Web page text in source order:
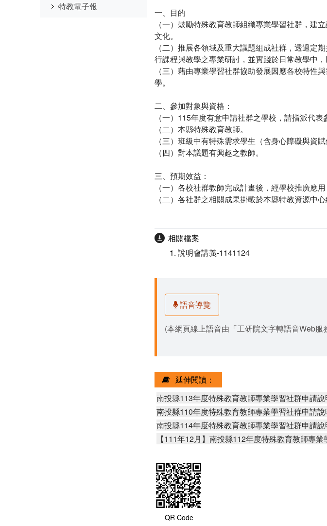
特教電子報
一、目的
（一）鼓勵特殊教育教師組織專業學習社群，建
文化。
（二）推展各領域及重大議題組成社群，透過定
行課程與教學之專業研討，並實踐於日常教學中
（三）藉由專業學習社群協助發展因應各校特性
學。
二、參加對象與資格：
（一）115年度有意申請社群之學校，請指派代表
（二）本縣特殊教育教師。
（三）班級中有特殊需求學生（含身心障礙與資賦
（四）對本議題有興趣之教師。
三、預期效益：
（一）各校社群教師完成計畫後，經學校推廣應
（二）各社群之相關成果掛載於本縣特教資源中
相關檔案
說明會講義-1141124
語音導覽
(本網頁線上語音由「工研院文字轉語音Web
延伸閱讀：
南投縣113年度特殊教育教師專業學習社群申請
南投縣110年度特殊教育教師專業學習社群申請
南投縣114年度特殊教育教師專業學習社群申請
【111年12月】南投縣112年度特殊教育教師專
QR Code